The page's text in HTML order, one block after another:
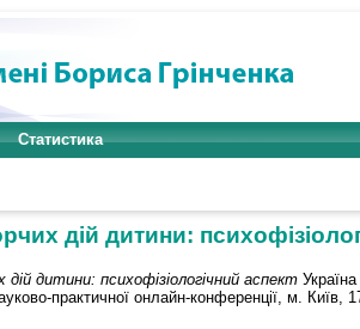
Статистика
дій дитини:
дитини: психофізіологічний аспект
практичної онлайн-конференції, м. Київ,